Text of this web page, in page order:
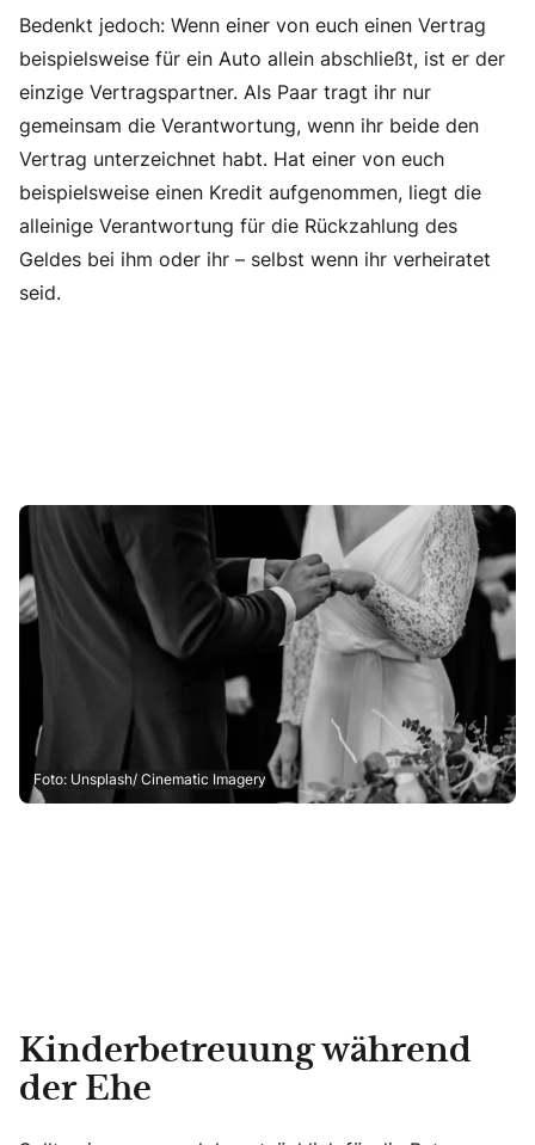
Bedenkt jedoch: Wenn einer von euch einen Vertrag
beispielsweise für ein Auto allein abschließt, ist er der
einzige Vertragspartner. Als Paar tragt ihr nur
gemeinsam die Verantwortung, wenn ihr beide den
Vertrag unterzeichnet habt. Hat einer von euch
beispielsweise einen Kredit aufgenommen, liegt die
alleinige Verantwortung für die Rückzahlung des
Geldes bei ihm oder ihr – selbst wenn ihr verheiratet
seid.
Foto: Unsplash/ Cinematic Imagery
Kinderbetreuung während
der Ehe